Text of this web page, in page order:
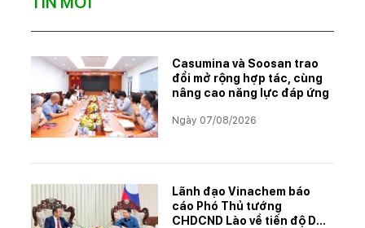
Casumina và Soosan trao
đổi mở rộng hợp tác, cùng
nâng cao năng lực đáp ứng
Ngày 07/08/2026
Lãnh đạo Vinachem báo
cáo Phó Thủ tướng
CHDCND Lào về tiến độ Dự